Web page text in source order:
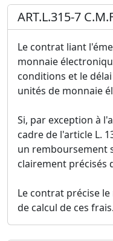
ART.L.315-7
Le contrat liant
monnaie
conditions et le
unités de monnaie
Si, par exception à
cadre de l'article L.
un remboursement
clairement précisés
Le contrat précise
de calcul de ces frais.